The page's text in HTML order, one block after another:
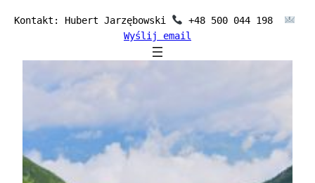
Przejdź
Kontakt: Hubert Jarzębowski
+48 500 044 198
Wyślij email